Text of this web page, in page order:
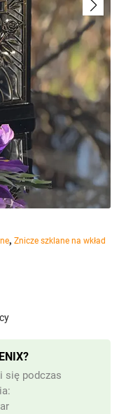
, Znicze szklane na wkład
się podczas